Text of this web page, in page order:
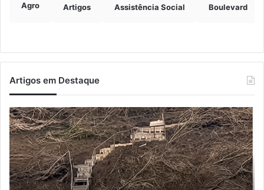
Agro Artigos Assistência Social Boulevard
Artigos em Destaque
Turisvales
2026
recebe
1200
profissionais
do
trade